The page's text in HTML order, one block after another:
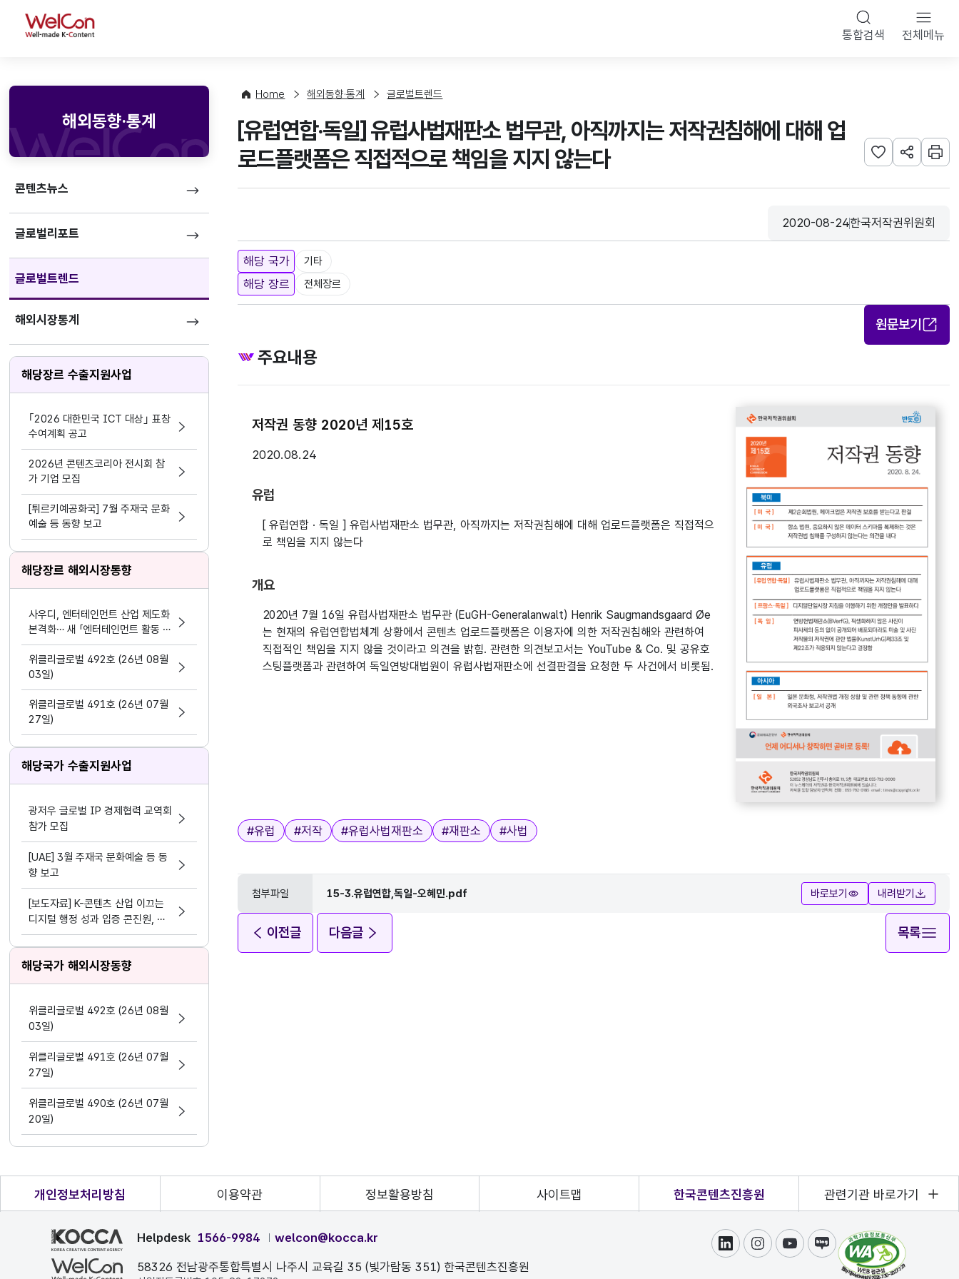
WelCon 통합검색 전체메뉴
해외동향·통계
콘텐츠뉴스
글로벌리포트
글로벌트렌드
해외시장통계
해당장르 수출지원사업
｢2026 대한민국 ICT 대상｣ 표창
수여계획 공고
2026년 콘텐츠코리아 전시회 참
가 기업 모집
[튀르키예공화국] 7월 주재국 문화
예술 등 동향 보고
해당장르 해외시장동향
사우디, 엔터테인먼트 산업 제도화
본격화… 새 「엔터테인먼트 활동 및
지원 활동법」 제정
위클리글로벌 492호 (26년 08월
03일)
위클리글로벌 491호 (26년 07월
27일)
해당국가 수출지원사업
광저우 글로벌 IP 경제협력 교역회
참가 모집
[UAE] 3월 주재국 문화예술 등 동
향 보고
[보도자료] K-콘텐츠 산업 이끄는
디지털 행정 성과 입증 콘진원, 정
보화⋅데이터 분야 평가 3관왕 달성
해당국가 해외시장동향
위클리글로벌 492호 (26년 08월
03일)
위클리글로벌 491호 (26년 07월
27일)
위클리글로벌 490호 (26년 07월
20일)
Home 해외동향·통계 글로벌트렌드
[유럽연합·독일] 유럽사법재판소 법무관, 아직까지는 저작권침해에 대해 업
로드플랫폼은 직접적으로 책임을 지지 않는다
관심사 등록하기
URL 공유하
인쇄
등록일
2020-08-24
수집기관
한국저작권위원회
해당 국가 기타
해당 장르 전체장르
원문보기
주요내용
저작권 동향 2020년 제15호
2020.08.24
유럽
[ 유럽연합 · 독일 ] 유럽사법재판소 법무관, 아직까지는 저작권침해에 대해 업로드플랫폼은 직접적으
로 책임을 지지 않는다
개요
2020년 7월 16일 유럽사법재판소 법무관 (EuGH-Generalanwalt) Henrik Saugmandsgaard Øe
는 현재의 유럽연합법체계 상황에서 콘텐츠 업로드플랫폼은 이용자에 의한 저작권침해와 관련하여
직접적인 책임을 지지 않을 것이라고 의견을 밝힘. 관련한 의견보고서는 YouTube & Co. 및 공유호
스팅플랫폼과 관련하여 독일연방대법원이 유럽사법재판소에 선결판결을 요청한 두 사건에서 비롯됨.
태그
#유럽 #저작 #유럽사법재판소 #재판소 #사법
첨부파일 15-3.유럽연합,독일-오혜민.pdf 바로보기 내려받기
이전글 다음글 목록
개인정보처리방침 이용약관 정보활용방침 사이트맵 한국콘텐츠진흥원 관련기관 바로가기
Helpdesk 1566-9984 welcon@kocca.kr
58326 전남광주통합특별시 나주시 교육길 35 (빛가람동 351) 한국콘텐츠진흥원
링크드인인스타그램
유튜브블로그